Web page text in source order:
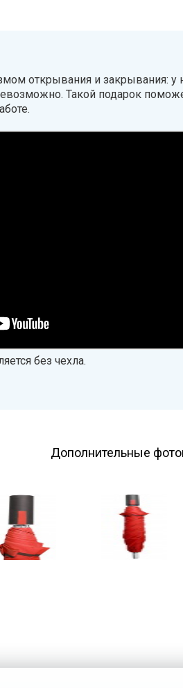
открывания и закрывания: у
Такой подарок
без чехла.
Дополнительные